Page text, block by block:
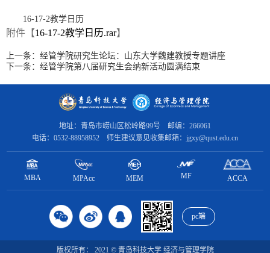
16-17-2教学日历
附件【16-17-2教学日历.rar】
上一条： 经管学院研究生论坛：山东大学魏建教授专题讲座
下一条： 经管学院第八届研究生会纳新活动圆满结束
地址：青岛市崂山区松岭路99号 邮编：266061
电话：0532-88958952 师生建议意见收集邮箱：jgxy@qust.edu.cn
MBA MPAcc MEM MF ACCA
pc端
版权所有： 2021 © 青岛科技大学 经济与管理学院